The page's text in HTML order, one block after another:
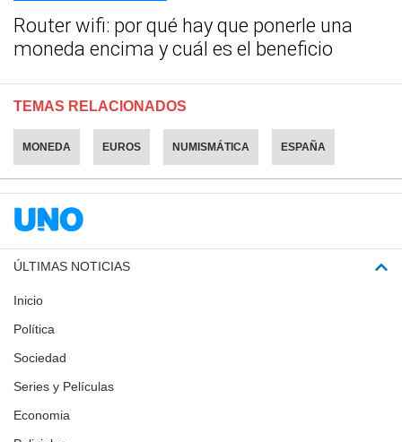
Router wifi: por qué hay que ponerle una
moneda encima y cuál es el beneficio
TEMAS RELACIONADOS
MONEDA EUROS NUMISMÁTICA ESPAÑA
ÚLTIMAS NOTICIAS
Inicio
Política
Sociedad
Series y Películas
Economia